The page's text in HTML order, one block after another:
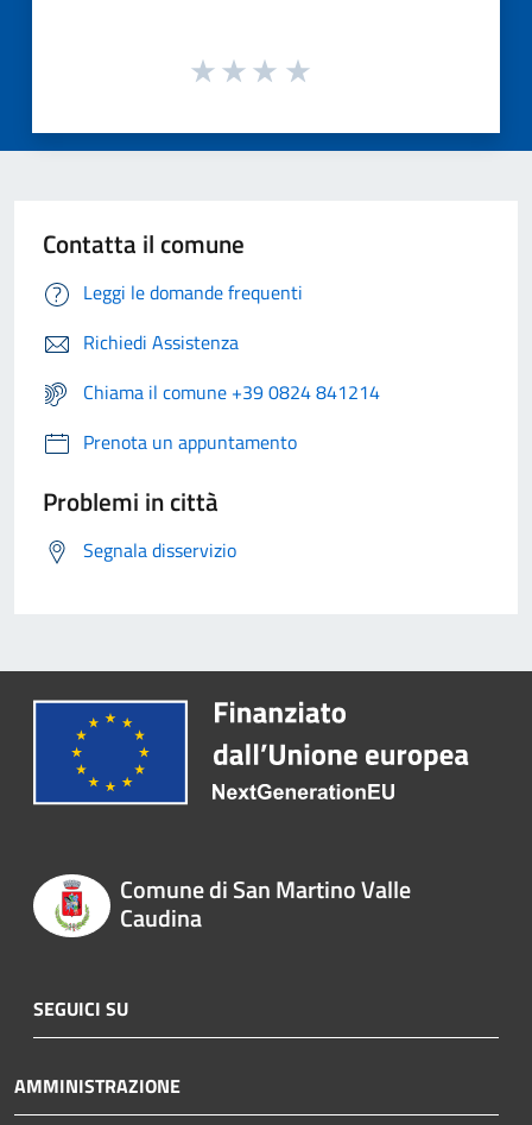
Contatta il comune
Leggi le domande frequenti
Richiedi Assistenza
Chiama il comune +39 0824 841214
Prenota un appuntamento
Problemi in città
Segnala disservizio
Comune di San Martino Valle
Caudina
SEGUICI SU
AMMINISTRAZIONE